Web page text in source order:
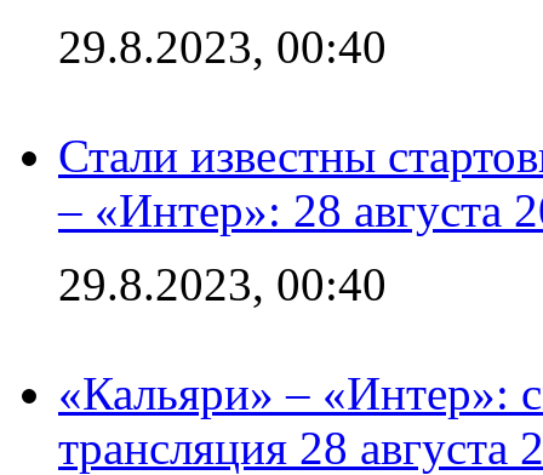
29.8.2023, 00:40
Стали известны
– «Интер»: 28 августа
29.8.2023, 00:40
«Кальяри» – «Интер»:
трансляция 28 августа